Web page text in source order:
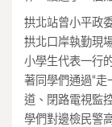
拱北站曾小平政
拱北口岸執勤現
小學生代表一行
著同學們通過“走
道、閉路電視監
學們對邊檢民警